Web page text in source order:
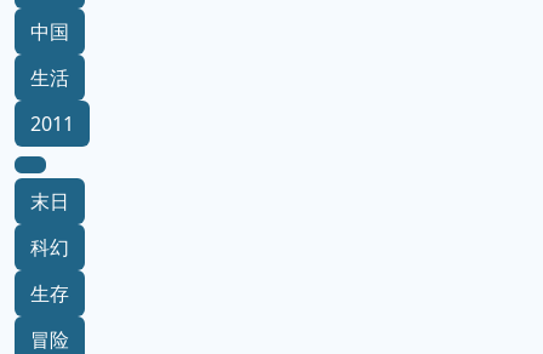
中国
生活
2011
末日
科幻
生存
冒险